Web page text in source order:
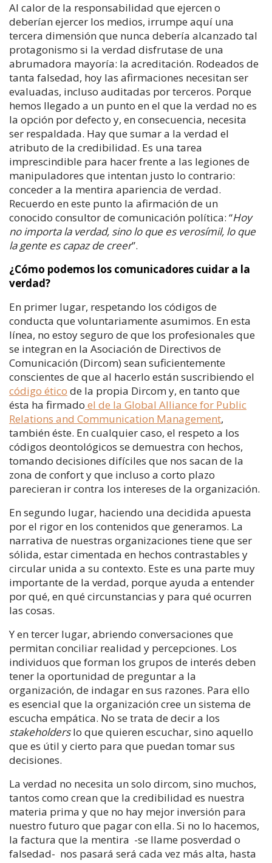
Al calor de la responsabilidad que ejercen o
deberían ejercer los medios, irrumpe aquí una
tercera dimensión que nunca debería alcanzado tal
protagonismo si la verdad disfrutase de una
abrumadora mayoría: la acreditación. Rodeados de
tanta falsedad, hoy las afirmaciones necesitan ser
evaluadas, incluso auditadas por terceros. Porque
hemos llegado a un punto en el que la verdad no es
la opción por defecto y, en consecuencia, necesita
ser respaldada. Hay que sumar a la verdad el
atributo de la credibilidad. Es una tarea
imprescindible para hacer frente a las legiones de
manipuladores que intentan justo lo contrario:
conceder a la mentira apariencia de verdad.
Recuerdo en este punto la afirmación de un
conocido consultor de comunicación política: “Hoy
no importa la verdad, sino lo que es verosímil, lo que
la gente es capaz de creer”.
¿Cómo podemos los comunicadores cuidar a la
verdad?
En primer lugar, respetando los códigos de
conducta que voluntariamente asumimos. En esta
línea, no estoy seguro de que los profesionales que
se integran en la Asociación de Directivos de
Comunicación (Dircom) sean suficientemente
conscientes de que al hacerlo están suscribiendo el
código ético de la propia Dircom y, en tanto que
ésta ha firmado el de la Global Alliance for Public
Relations and Communication Management,
también éste. En cualquier caso, el respeto a los
códigos deontológicos se demuestra con hechos,
tomando decisiones difíciles que nos sacan de la
zona de confort y que incluso a corto plazo
parecieran ir contra los intereses de la organización.
En segundo lugar, haciendo una decidida apuesta
por el rigor en los contenidos que generamos. La
narrativa de nuestras organizaciones tiene que ser
sólida, estar cimentada en hechos contrastables y
circular unida a su contexto. Este es una parte muy
importante de la verdad, porque ayuda a entender
por qué, en qué circunstancias y para qué ocurren
las cosas.
Y en tercer lugar, abriendo conversaciones que
permitan conciliar realidad y percepciones. Los
individuos que forman los grupos de interés deben
tener la oportunidad de preguntar a la
organización, de indagar en sus razones. Para ello
es esencial que la organización cree un sistema de
escucha empática. No se trata de decir a los
stakeholderslo que quieren escuchar, sino aquello
que es útil y cierto para que puedan tomar sus
decisiones.
La verdad no necesita un solo dircom, sino muchos,
tantos como crean que la credibilidad es nuestra
materia prima y que no hay mejor inversión para
nuestro futuro que pagar con ella. Si no lo hacemos,
la factura que la mentira -se llame posverdad o
falsedad- nos pasará será cada vez más alta, hasta